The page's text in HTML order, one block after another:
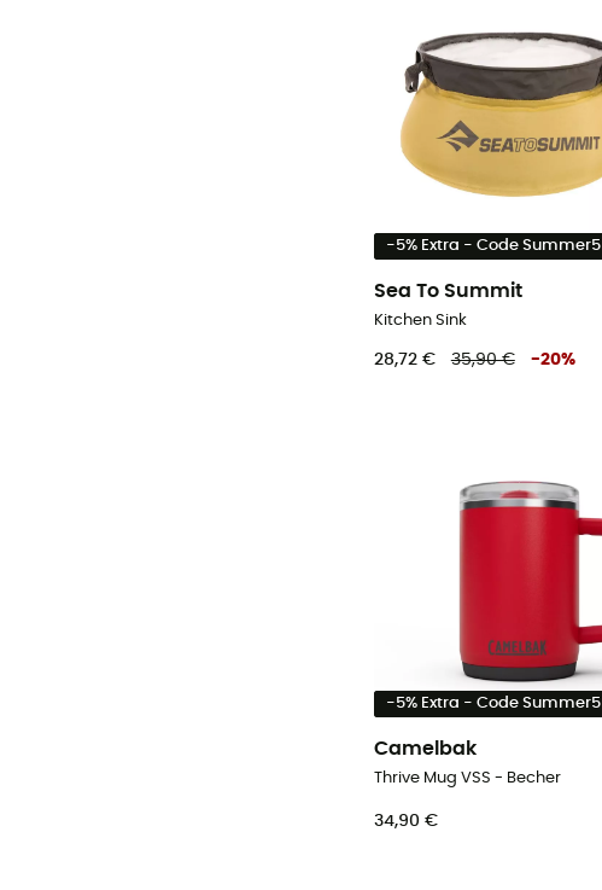
-5% Extra - Code Summer5
Sea To Summit
Kitchen Sink
28,72 € 35,90 € -20%
-5% Extra - Code Summer5
Camelbak
Thrive Mug VSS - Becher
34,90 €